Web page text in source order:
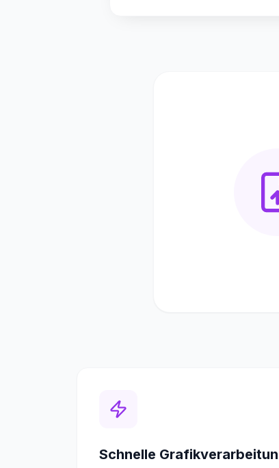
Schnelle